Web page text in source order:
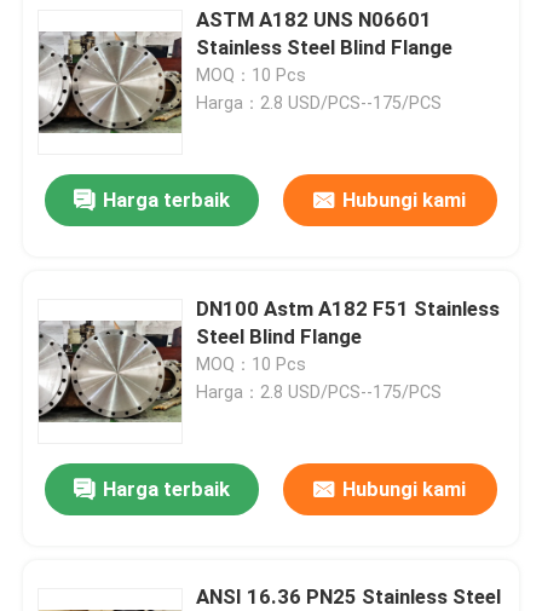
ASTM A182 UNS N06601
Stainless Steel Blind Flange
MOQ：10 Pcs
Harga：2.8 USD/PCS--175/PCS
Harga terbaik Hubungi kami
DN100 Astm A182 F51 Stainless
Steel Blind Flange
MOQ：10 Pcs
Harga：2.8 USD/PCS--175/PCS
Harga terbaik Hubungi kami
ANSI 16.36 PN25 Stainless Steel